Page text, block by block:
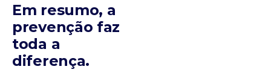
Em resumo, a
prevenção faz
toda a
diferença.